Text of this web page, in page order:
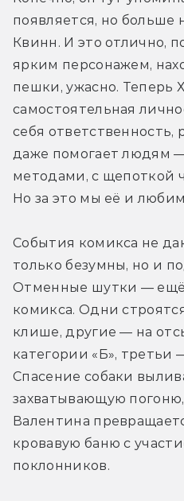
появляется, но больше
Квинн. И это отлично,
ярким персонажем,
пешки, ужасно. Теперь
самостоятельная
себя
даже помогает людям
методами, с щепоткой
Но за это мы её и
События комикса не
только безумны, но и
Отменные шутки — ещё
комикса. Одни
клише, другие — на
категории «Б», третьи
Спасение собаки
захватывающую
Валентина
кровавую баню с
поклонников.